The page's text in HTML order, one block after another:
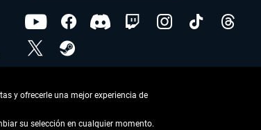
Copyright © Aerosoft GmbH - Todos los derechos
y ofrecerle una mejor experiencia de
su selección en cualquier momento.